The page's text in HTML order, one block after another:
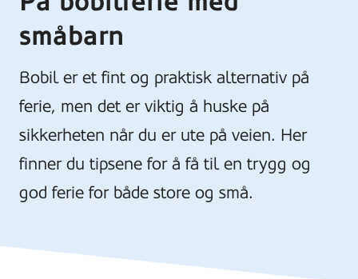
småbarn
Bobil er et fint og praktisk alternativ på
ferie, men det er viktig å huske på
sikkerheten når du er ute på veien. Her
finner du tipsene for å få til en trygg og
god ferie for både store og små.